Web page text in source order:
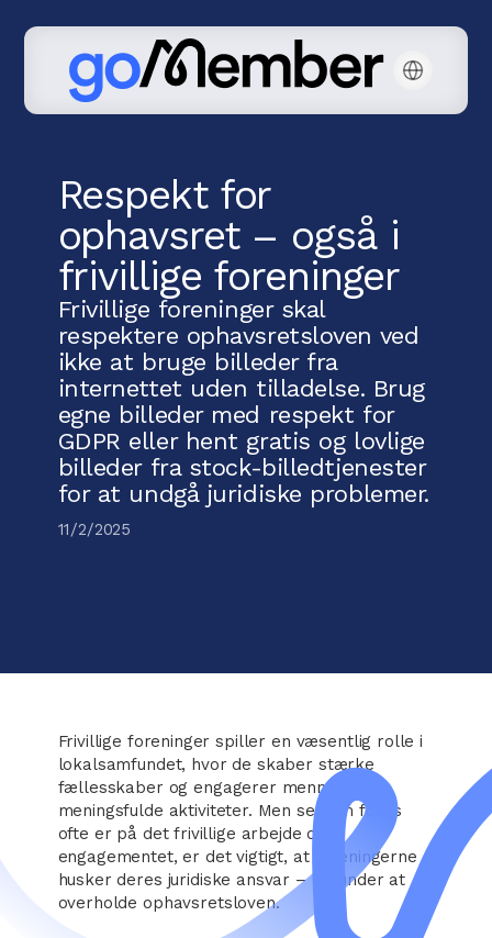
Respekt for
ophavsret – også i
frivillige foreninger
Frivillige foreninger skal
respektere ophavsretsloven ved
ikke at bruge billeder fra
internettet uden tilladelse. Brug
egne billeder med respekt for
GDPR eller hent gratis og lovlige
billeder fra stock-billedtjenester
for at undgå juridiske problemer.
11/2/2025
Frivillige foreninger spiller en væsentlig rolle i
lokalsamfundet, hvor de skaber stærke
fællesskaber og engagerer mennesker i
meningsfulde aktiviteter. Men selvom fokus
ofte er på det frivillige arbejde og
engagementet, er det vigtigt, at foreningerne
husker deres juridiske ansvar – herunder at
overholde ophavsretsloven.